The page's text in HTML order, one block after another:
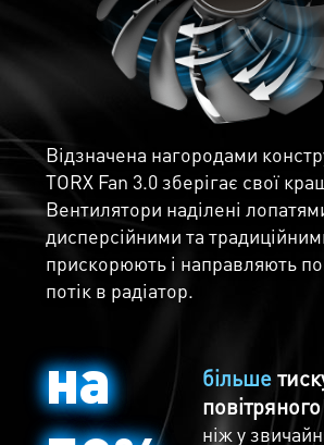
Відзначена нагородами
TORX Fan 3.0 зберігає свої
Вентилятори наділені
дисперсійними та
прискорюють і направляють
потік в радіатор.
на
більше
ніж у
тишею
Технологія Zero Frozr не
вентилятори при низьких
тим самим, забезпечуючи
відеокарти.